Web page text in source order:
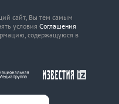
сайт, Вы тем самым
условия Соглашения
содержащуюся в